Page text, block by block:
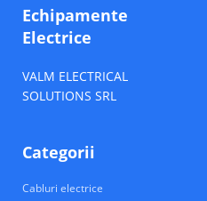
Echipamente
Electrice
VALM ELECTRICAL
SOLUTIONS SRL
Categorii
Cabluri electrice